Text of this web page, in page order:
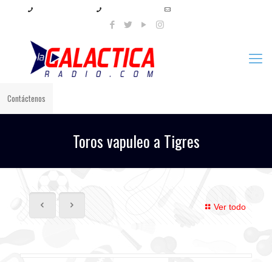
Contáctenos
Toros vapuleo a Tigres
Ver todo